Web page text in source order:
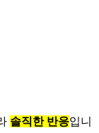
솔직한 반응입니